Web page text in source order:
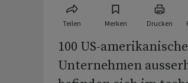
Teilen Merken Drucken
100 US-
Unternehmen